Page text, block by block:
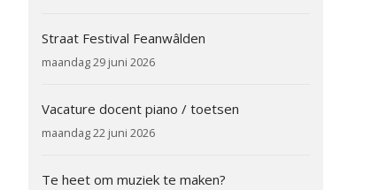
Straat Festival Feanwâlden
maandag 29 juni 2026
Vacature docent piano / toetsen
maandag 22 juni 2026
Te heet om muziek te maken?